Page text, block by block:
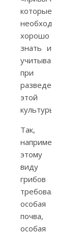
которые
необходимо
хорошо
знать и
учитывать
при
разведении
этой
культуры.
Так,
например,
этому
виду
грибов
требовалась
особая
почва,
особая